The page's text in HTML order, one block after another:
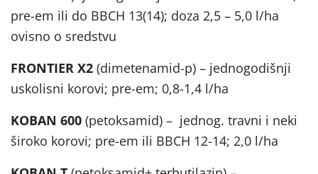
pre-em ili do BBCH 13(14); doza 2,5 – 5,0 l/ha
ovisno o sredstvu
FRONTIER X2 (dimetenamid-p) – jednogodišnji
uskolisni korovi; pre-em; 0,8-1,4 l/ha
KOBAN 600 (petoksamid) – jednog. travni i neki
široko korovi; pre-em ili BBCH 12-14; 2,0 l/ha